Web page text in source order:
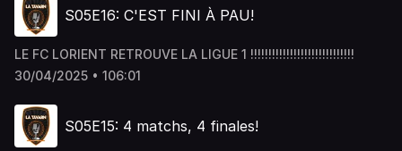
S05E16: C'EST FINI À PAU!
LE FC LORIENT RETROUVE LA LIGUE 1 !!!!!!!!!!!!!!!!!!!!!!!!!!!!!
30/04/2025 • 106:01
S05E15: 4 matchs, 4 finales!